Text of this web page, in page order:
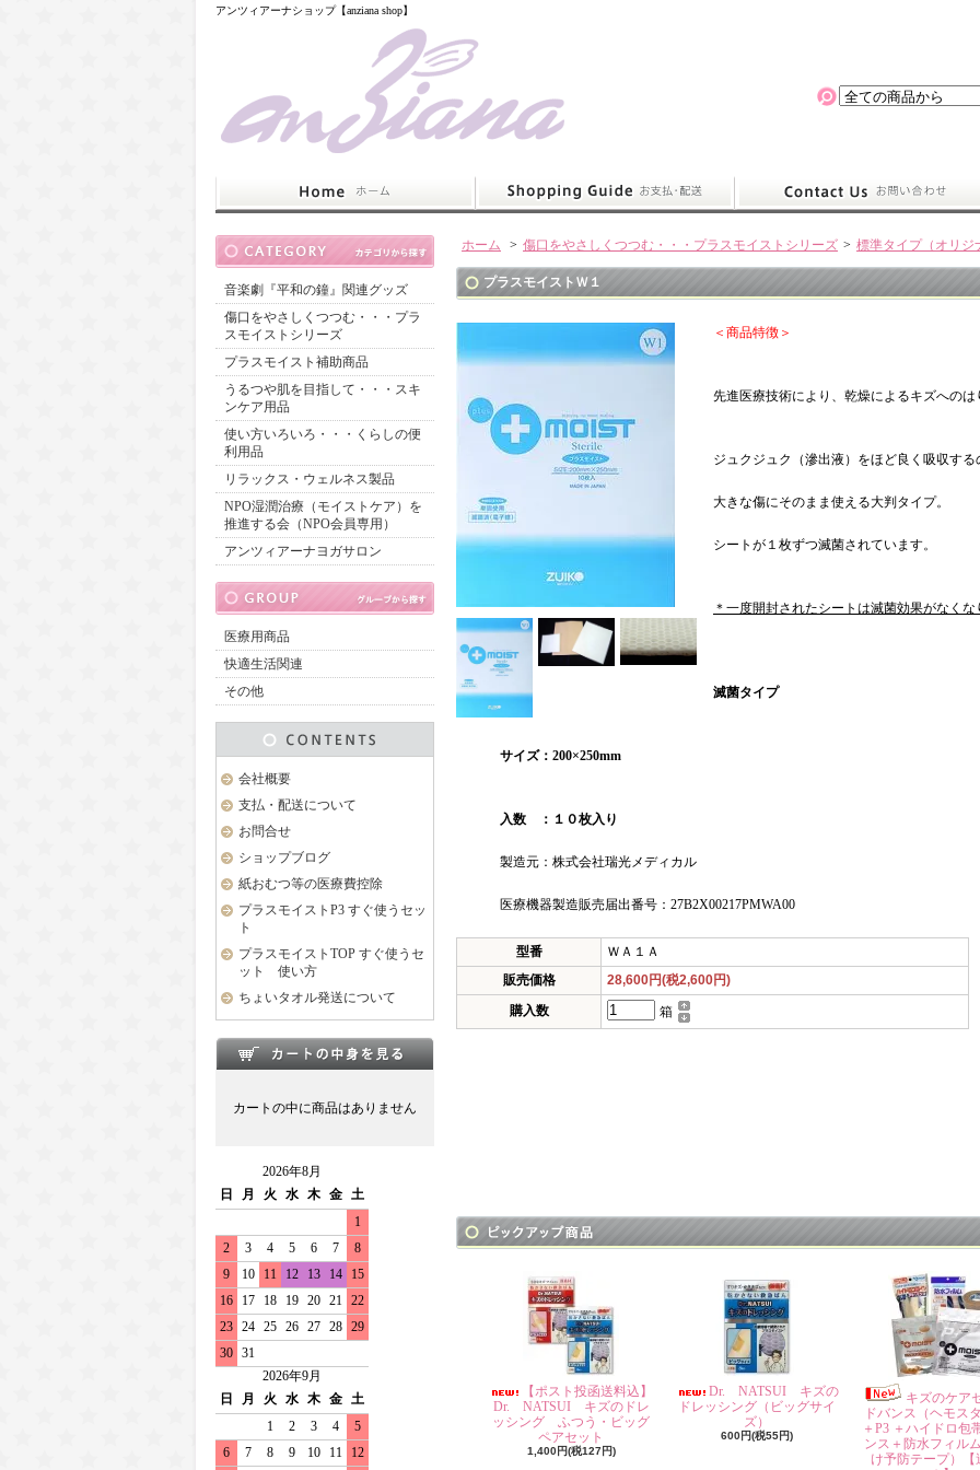
アンツィアーナショップ【anziana shop】
音楽劇『平和の鐘』関連グッズ
傷口をやさしくつつむ・・・プラ
スモイストシリーズ
プラスモイスト補助商品
うるつや肌を目指して・・・スキ
ンケア用品
使い方いろいろ・・・くらしの便
利用品
リラックス・ウェルネス製品
NPO湿潤治療（モイストケア）を
推進する会（NPO会員専用）
アンツィアーナヨガサロン
医療用商品
快適生活関連
その他
会社概要
支払・配送について
お問合せ
ショップブログ
紙おむつ等の医療費控除
プラスモイストP3 すぐ使うセッ
ト
プラスモイストTOP すぐ使うセ
ット 使い方
ちょいタオル発送について
カートの中に商品はありません
2026年8月
日
月 火 水 木 金 土
1
2
3 4 5 6 7
8
9
10 11 12 13 14
15
16
17 18 19 20 21 22
23 24 25 26 27 28 29
30 31
2026年9月
日
月 火 水 木 金 土
1
2 3 4
5
6
7 8 9 10 11 12
ホーム > 傷口をやさしくつつむ・・・プラスモイストシリーズ > 標準タイプ（オリジ
プラスモイストＷ１
＜商品特徴＞
先進医療技術により、乾燥によるキズへの
ジュクジュク（滲出液）をほど良く吸収す
大きな傷にそのまま使える大判タイプ。
シートが１枚ずつ滅菌されています。
＊一度開封されたシートは滅菌効果がなくな
滅菌タイプ
サイズ：200×250mm
入数 ：１０枚入り
製造元：株式会社瑞光メディカル
医療機器製造販売届出番号：27B2X00217PMWA00
型番
ＷＡ１Ａ
販売価格
28,600円(税2,600円)
購入数
箱
【ポスト投函送料込】
Dr. NATSUI キズのドレ
ッシング ふつう・ビッグ
ペアセット
1,400円(税127円)
Dr. NATSUI キズの
ドレッシング（ビッグサイ
ズ）
600円(税55円)
キズのケア
ドバンス（ヘモス
＋P3 ＋ハイドロ包
ンス＋防水フィル
け予防テープ）【